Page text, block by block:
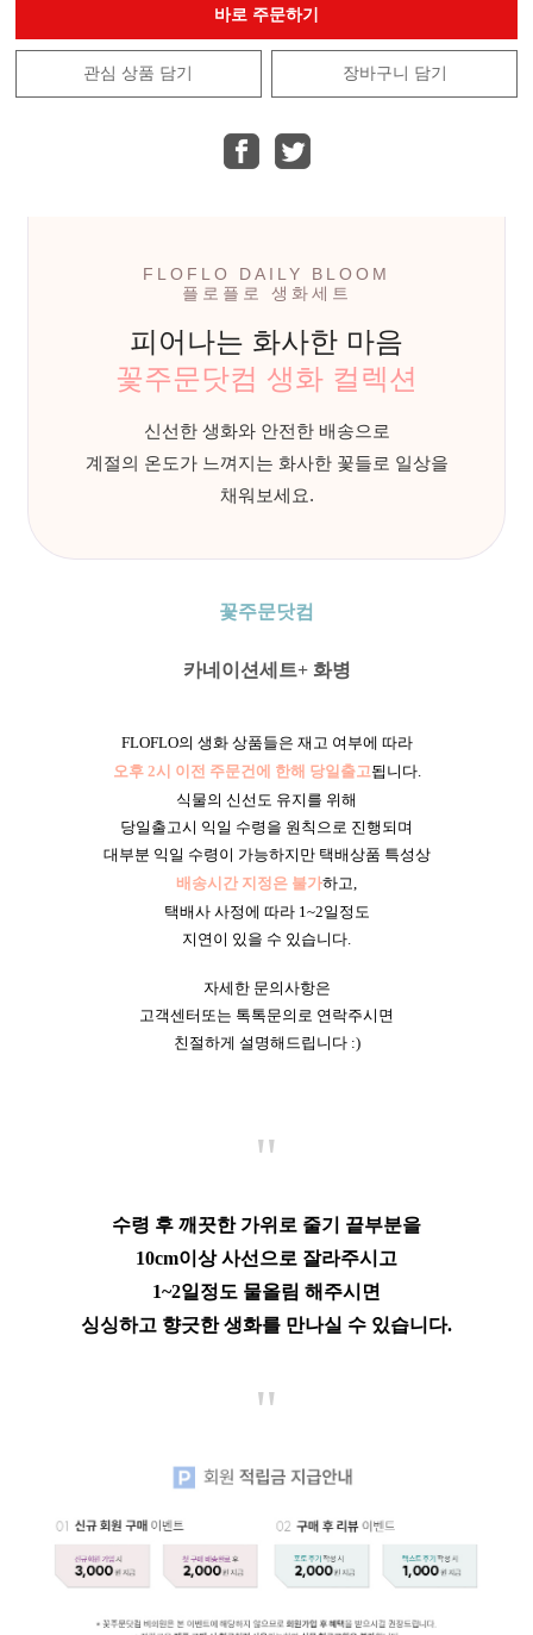
바로 주문하기
관심 상품 담기 장바구니 담기
FLOFLO DAILY BLOOM
플로플로 생화세트
피어나는 화사한 마음
꽃주문닷컴 생화 컬렉션
신선한 생화와 안전한 배송으로
계절의 온도가 느껴지는 화사한 꽃들로 일상을
채워보세요.
꽃주문닷컴
카네이션세트+ 화병
FLOFLO의 생화 상품들은 재고 여부에 따라
오후 2시 이전 주문건에 한해 당일출고됩니다.
식물의 신선도 유지를 위해
당일출고시 익일 수령을 원칙으로 진행되며
대부분 익일 수령이 가능하지만 택배상품 특성상
배송시간 지정은 불가하고,
택배사 사정에 따라 1~2일정도
지연이 있을 수 있습니다.
자세한 문의사항은
고객센터또는 톡톡문의로 연락주시면
친절하게 설명해드립니다 :)
"
수령 후 깨끗한 가위로 줄기 끝부분을
10cm이상 사선으로 잘라주시고
1~2일정도 물올림 해주시면
싱싱하고 향긋한 생화를 만나실 수 있습니다.
"